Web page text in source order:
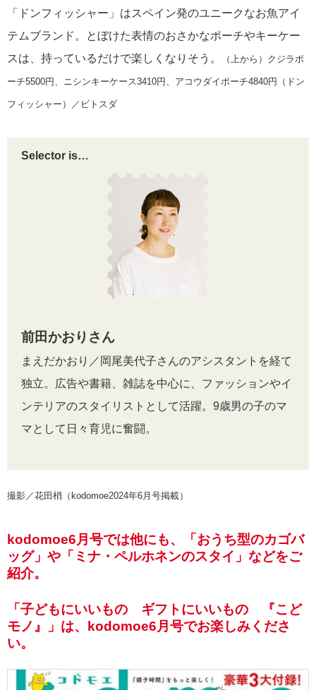
「ドンフィッシャー」はスペイン発のユニークなお魚アイ
テムブランド。とぼけた表情のおさかなポーチやキーケー
スは、持っているだけで楽しくなりそう。
（上から）クジラポ
ーチ5500円、ニシンキーケース3410円、アコウダイポーチ4840円（ドン
フィッシャー）／ビトスダ
Selector is…
前田かおりさん
まえだかおり／岡尾美代子さんのアシスタントを経て
独立。広告や書籍、雑誌を中心に、ファッションやイ
ンテリアのスタイリストとして活躍。9歳男の子のマ
マとして日々育児に奮闘。
撮影／花田梢（kodomoe2024年6月号掲載）
kodomoe6月号では他にも、「おうち型のカゴバ
ッグ」や「ミナ・ペルホネンのスタイ」などをご
紹介。
「子どもにいいもの ギフトにいいもの 『こど
モノ』」は、kodomoe6月号でお楽しみくださ
い。